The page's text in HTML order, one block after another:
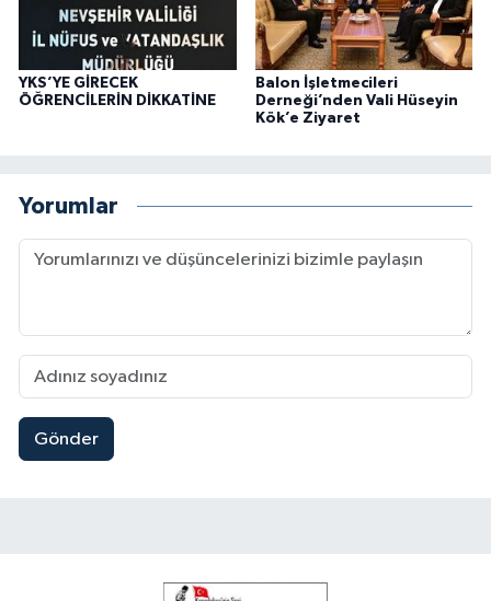
YKS’YE GİRECEK
ÖĞRENCİLERİN DİKKATİNE
Balon İşletmecileri
Derneği’nden Vali Hüseyin
Kök’e Ziyaret
Yorumlar
Gönder